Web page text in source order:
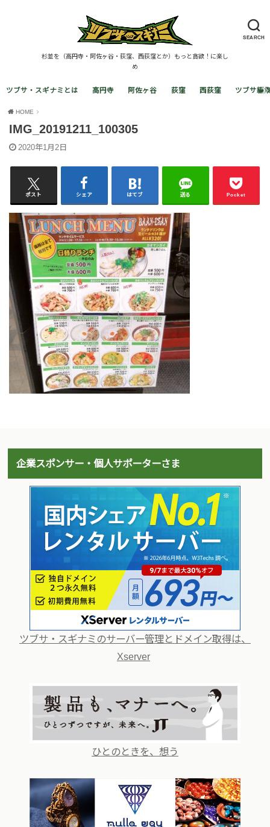
SEARCH
杉並を（高円寺・阿佐ヶ谷・荻窪、西荻窪とか）もっと貪欲！に楽し
め
ツブサ・スギナミとは 高円寺 阿佐ヶ谷 荻窪 西荻窪 ツブサ編
HOME
IMG_20191211_100305
2020年1月2日
ポスト シェア はてブ 送る Pocket
企業スポンサー・個人サポーターさま
ツブサ・スギナミのサーバー管理とドメイン取得は、
Xserver
ひとのときを、想う